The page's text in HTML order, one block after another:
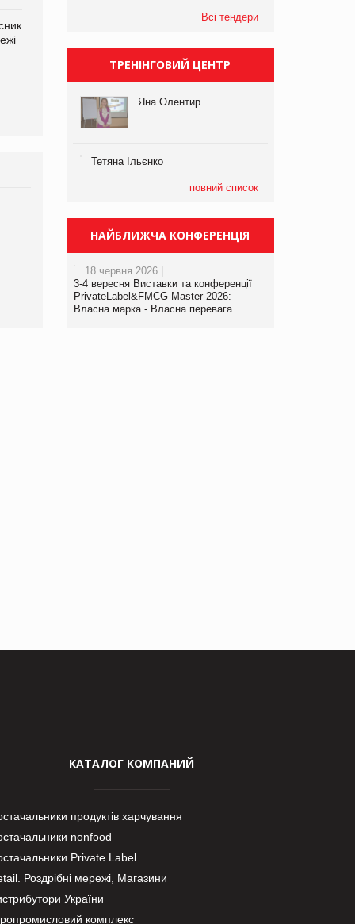
виробництва
Яна Сараніна, директор
Брагина Людмила
Просування компанії на
www.trademaster.ua.
правила. Особливості.
Всі тендери
ТРЕНІНГОВИЙ ЦЕНТР
Яна Олентир
Тетяна Ільєнко
повний список
НАЙБЛИЖЧА КОНФЕРЕНЦІЯ
18 червня 2026 |
3-4 вересня Виставки та конференції
PrivateLabel&FMCG Master-2026:
Власна марка - Власна перевага
КАТАЛОГ КОМПАНИЙ
продуктів харчування
nonfood
Private Label
Роздрібні мережі, Магазини
України
комплекс